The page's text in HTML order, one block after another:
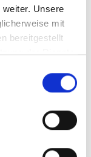
Unsere
mit
bereitgestellt
der Dienste
Lösung